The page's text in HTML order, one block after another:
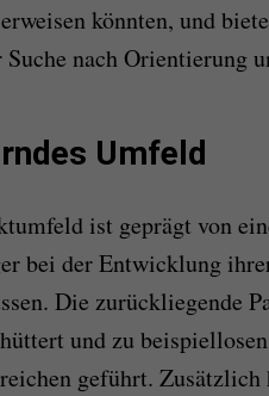
könnten, und
nach Orientierung
Umfeld
ist geprägt von
bei der Entwicklung
Die zurückliegende
und zu
geführt. Zusätzlich